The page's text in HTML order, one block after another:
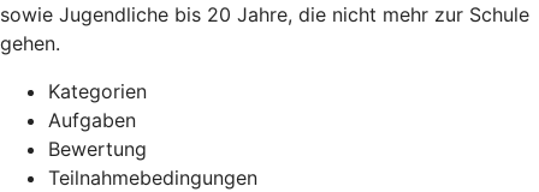
sowie Jugendliche bis 20 Jahre, die nicht mehr zur Schule
gehen.
Kategorien
Aufgaben
Bewertung
Teilnahmebedingungen